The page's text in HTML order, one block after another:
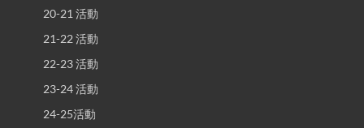
20-21 活動
21-22 活動
22-23 活動
23-24 活動
24-25活動